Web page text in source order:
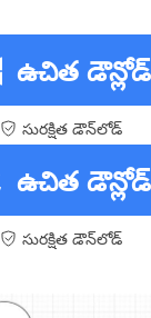
ఉచిత డౌన్లోడ్
సురక్షిత డౌన్‌లోడ్
ఉచిత డౌన్లోడ్
సురక్షిత డౌన్‌లోడ్